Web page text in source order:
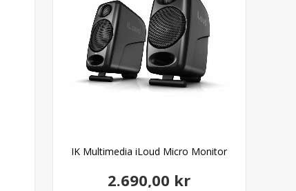
IK Multimedia iLoud Micro Monitor
2.690,00 kr